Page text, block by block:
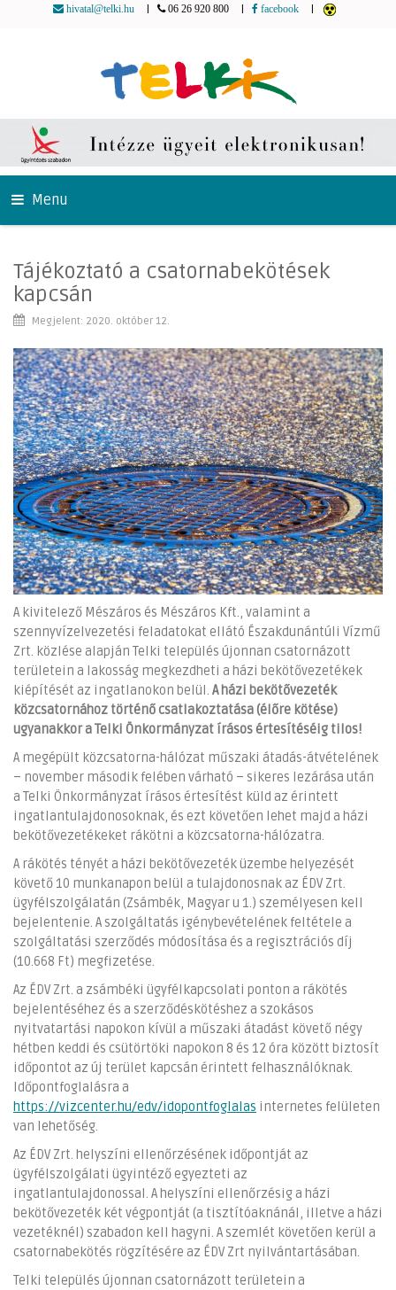
hivatal@telki.hu 06 26 920 800 facebook
Menu
Tájékoztató a csatornabekötések
kapcsán
Megjelent: 2020. október 12.
A kivitelező Mészáros és Mészáros Kft., valamint a
szennyvízelvezetési feladatokat ellátó Északdunántúli Vízmű
Zrt. közlése alapján Telki település újonnan csatornázott
területein a lakosság megkezdheti a házi bekötővezetékek
kiépítését az ingatlanokon belül. A házi bekötővezeték
közcsatornához történő csatlakoztatása (élőre kötése)
ugyanakkor a Telki Önkormányzat írásos értesítéséig tilos!
A megépült közcsatorna-hálózat műszaki átadás-átvételének
– november második felében várható – sikeres lezárása után
a Telki Önkormányzat írásos értesítést küld az érintett
ingatlantulajdonosoknak, és ezt követően lehet majd a házi
bekötővezetékeket rákötni a közcsatorna-hálózatra.
A rákötés tényét a házi bekötővezeték üzembe helyezését
követő 10 munkanapon belül a tulajdonosnak az ÉDV Zrt.
ügyfélszolgálatán (Zsámbék, Magyar u 1.) személyesen kell
bejelentenie. A szolgáltatás igénybevételének feltétele a
szolgáltatási szerződés módosítása és a regisztrációs díj
(10.668 Ft) megfizetése.
Az ÉDV Zrt. a zsámbéki ügyfélkapcsolati ponton a rákötés
bejelentéséhez és a szerződéskötéshez a szokásos
nyitvatartási napokon kívül a műszaki átadást követő négy
hétben keddi és csütörtöki napokon 8 és 12 óra között biztosít
időpontot az új terület kapcsán érintett felhasználóknak.
Időpontfoglalásra a
https://vizcenter.hu/edv/idopontfoglalas internetes felületen
van lehetőség.
Az ÉDV Zrt. helyszíni ellenőrzésének időpontját az
ügyfélszolgálati ügyintéző egyezteti az
ingatlantulajdonossal. A helyszíni ellenőrzésig a házi
bekötővezeték két végpontját (a tisztítóaknánál, illetve a házi
vezetéknél) szabadon kell hagyni. A szemlét követően kerül a
csatornabekötés rögzítésére az ÉDV Zrt nyilvántartásában.
Telki település újonnan csatornázott területein a